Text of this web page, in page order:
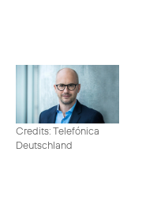
Credits: Telefónica
Deutschland